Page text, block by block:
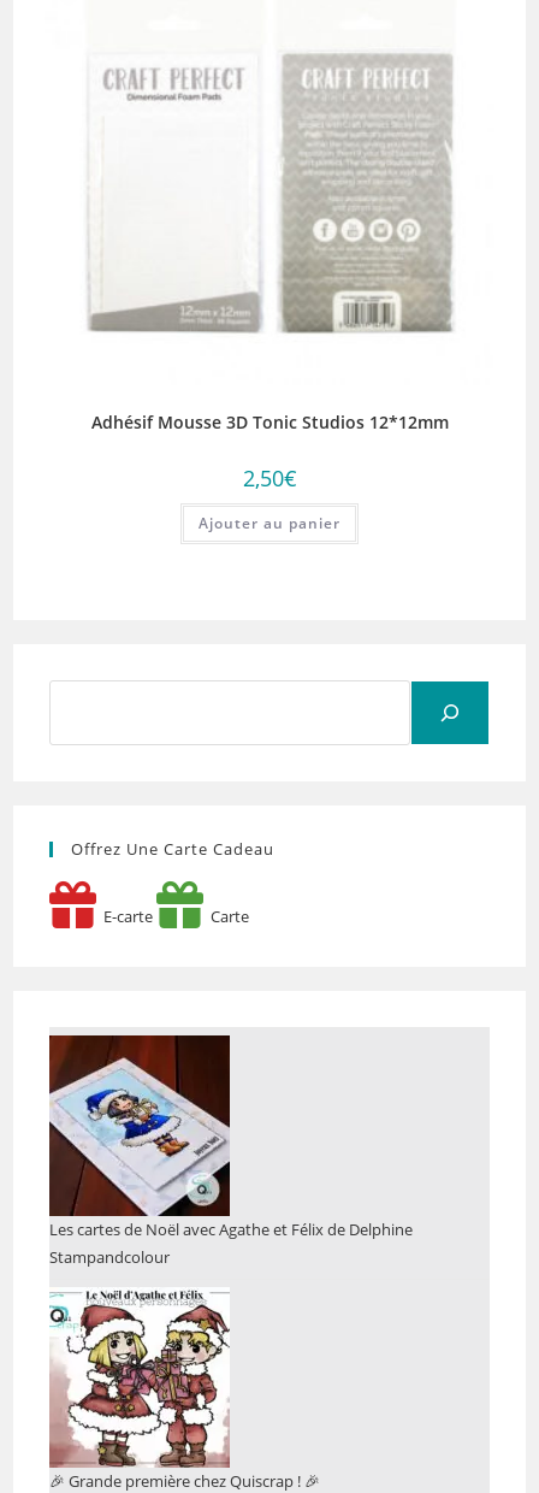
Adhésif Mousse 3D Tonic Studios 12*12mm
2,50€
Ajouter au panier
Offrez Une Carte Cadeau
E-carte Carte
Les cartes de Noël avec Agathe et Félix de Delphine
Stampandcolour
🎉 Grande première chez Quiscrap ! 🎉